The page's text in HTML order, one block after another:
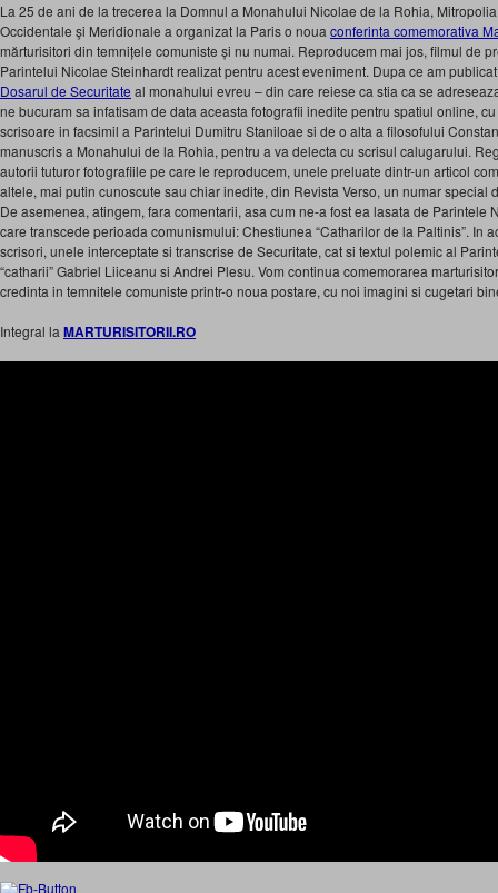
La 25 de ani de la trecerea la Domnul a Monahului Nicolae de la Rohia,
Occidentale şi Meridionale a organizat la Paris o noua conferinta comemorativa
mărturisitori din temnițele comuniste și nu numai. Reproducem mai jos, filmul de
Parintelui Nicolae Steinhardt realizat pentru acest eveniment. Dupa ce am
Dosarul de Securitate al monahului evreu – din care reiese ca stia ca se
ne bucuram sa infatisam de data aceasta fotografii inedite pentru spatiul online,
scrisoare in facsimil a Parintelui Dumitru Staniloae si de o alta a filosofului
manuscris a Monahului de la Rohia, pentru a va delecta cu scrisul calugarului.
autorii tuturor fotografiile pe care le reproducem, unele preluate dintr-un articol
altele, mai putin cunoscute sau chiar inedite, din Revista Verso, un numar
De asemenea, atingem, fara comentarii, asa cum ne-a fost ea lasata de Parintele
care transcede perioada comunismului: Chestiunea “Catharilor de la Paltinis”. In
scrisori, unele interceptate si transcrise de Securitate, cat si textul polemic al
“catharii” Gabriel Liiceanu si Andrei Plesu. Vom continua comemorarea
credinta in temnitele comuniste printr-o noua postare, cu noi imagini si cugetari
Integral la MARTURISITORII.RO